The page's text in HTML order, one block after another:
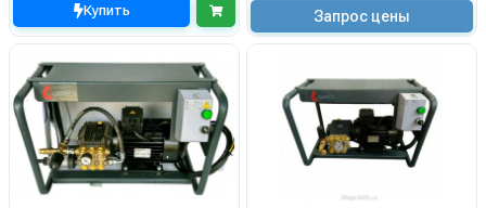
Купить Запрос цены